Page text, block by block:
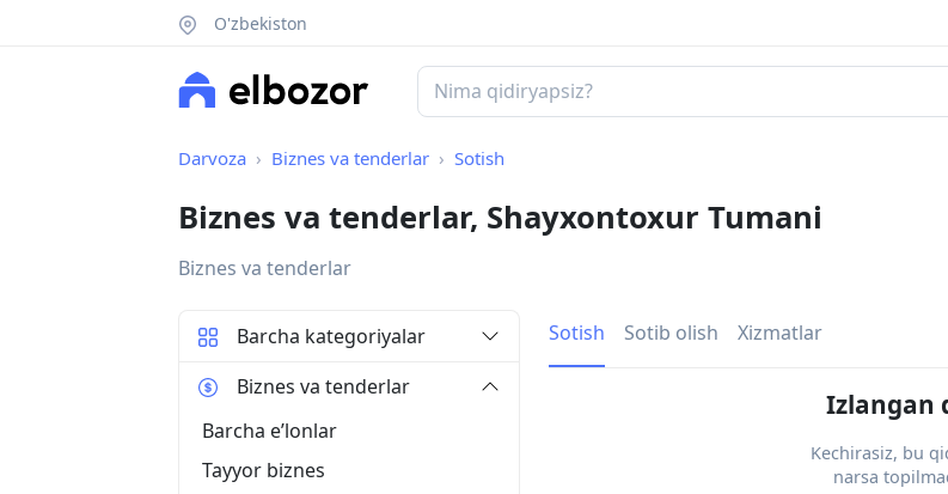
O'zbekiston
Darvoza Biznes va tenderlar Sotish
Biznes va tenderlar, Shayxontoxur Tumani
Biznes va tenderlar
Sotish Sotib olish Xizmatlar
Izlangan
Kechirasiz, bu
narsa
Barcha kategoriyalar
Biznes va tenderlar
Barcha eʼlonlar
Tayyor biznes